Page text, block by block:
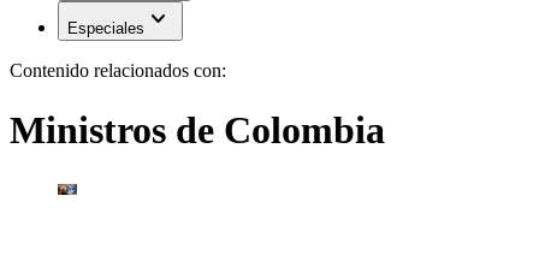
Especiales expand_more
Contenido relacionados con:
Ministros de Colombia